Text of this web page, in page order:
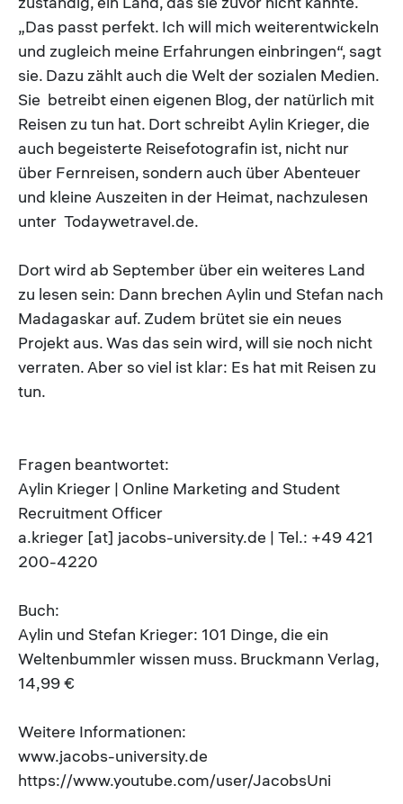
„Das passt perfekt. Ich will mich weiterentwickeln
und zugleich meine Erfahrungen einbringen“, sagt
sie. Dazu zählt auch die Welt der sozialen Medien.
Sie betreibt einen eigenen Blog, der natürlich mit
Reisen zu tun hat. Dort schreibt Aylin Krieger, die
auch begeisterte Reisefotografin ist, nicht nur
über Fernreisen, sondern auch über Abenteuer
und kleine Auszeiten in der Heimat, nachzulesen
unter Todaywetravel.de.
Dort wird ab September über ein weiteres Land
zu lesen sein: Dann brechen Aylin und Stefan nach
Madagaskar auf. Zudem brütet sie ein neues
Projekt aus. Was das sein wird, will sie noch nicht
verraten. Aber so viel ist klar: Es hat mit Reisen zu
tun.
Fragen beantwortet:
Aylin Krieger | Online Marketing and Student
Recruitment Officer
a.krieger [at] jacobs-university.de | Tel.: +49 421
200-4220
Buch:
Aylin und Stefan Krieger: 101 Dinge, die ein
Weltenbummler wissen muss. Bruckmann Verlag,
14,99 €
Weitere Informationen:
www.jacobs-university.de
https://www.youtube.com/user/JacobsUni